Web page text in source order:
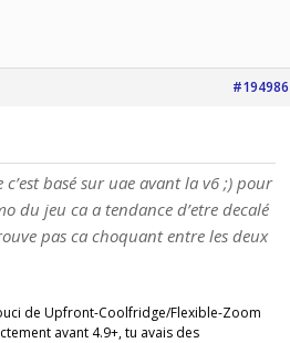
#194986
basé sur uae avant la v6 ;) pour
du jeu ca a tendance d’etre decalé
pas ca choquant entre les deux
de Upfront-Coolfridge/Flexible-Zoom
avant 4.9+, tu avais des